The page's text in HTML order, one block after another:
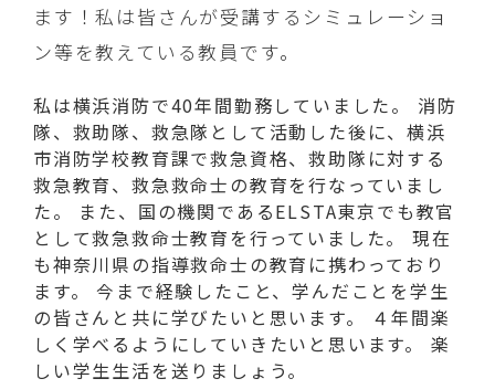
ます！私は皆さんが受講するシミュレーショ
ン等を教えている教員です。
私は横浜消防で40年間勤務していました。 消防
隊、救助隊、救急隊として活動した後に、横浜
市消防学校教育課で救急資格、救助隊に対する
救急教育、救急救命士の教育を行なっていまし
た。 また、国の機関であるELSTA東京でも教官
として救急救命士教育を行っていました。 現在
も神奈川県の指導救命士の教育に携わっており
ます。 今まで経験したこと、学んだことを学生
の皆さんと共に学びたいと思います。 ４年間楽
しく学べるようにしていきたいと思います。 楽
しい学生生活を送りましょう。